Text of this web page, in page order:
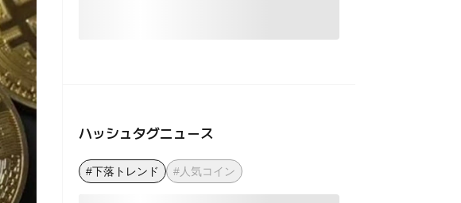
ハッシュタグニュース
#下落トレンド #人気コイン